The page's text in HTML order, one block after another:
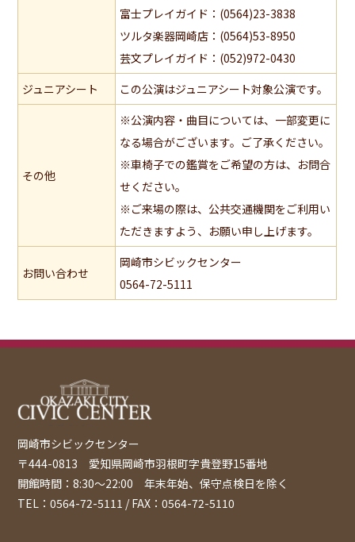
富士プレイガイド：(0564)23-3838
ツルタ楽器岡崎店：(0564)53-8950
芸文プレイガイド：(052)972-0430
ジュニアシート
この公演はジュニアシート対象公演です。
その他
※公演内容・曲目については、一部変更に
なる場合がございます。ご了承ください。
※車椅子での鑑賞をご希望の方は、お問合
せください。
※ご来場の際は、公共交通機関をご利用い
ただきますよう、お願い申し上げます。
お問い合わせ
岡崎市シビックセンター
0564-72-5111
岡崎市シビックセンター
〒444-0813 愛知県岡崎市羽根町字貴登野15番地
開館時間：8:30〜22:00 年末年始、保守点検日を除く
TEL：0564-72-5111 / FAX：0564-72-5110